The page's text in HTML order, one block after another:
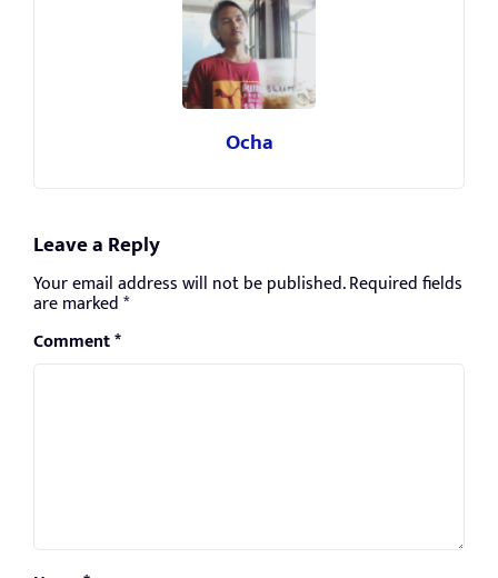
Ocha
Leave a Reply
Your email address will not be published.Required fields
are marked*
Comment*